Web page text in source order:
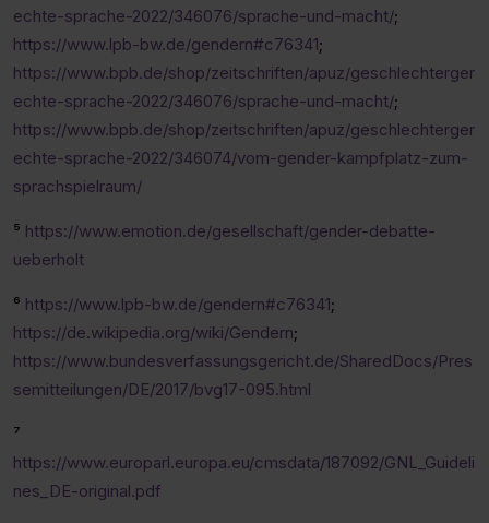
echte-sprache-2022/346076/sprache-und-macht/;
https://www.lpb-bw.de/gendern#c76341;
https://www.bpb.de/shop/zeitschriften/apuz/geschlechterger
echte-sprache-2022/346076/sprache-und-macht/;
https://www.bpb.de/shop/zeitschriften/apuz/geschlechterger
echte-sprache-2022/346074/vom-gender-kampfplatz-zum-
sprachspielraum/
⁵ https://www.emotion.de/gesellschaft/gender-debatte-
ueberholt
⁶ https://www.lpb-bw.de/gendern#c76341;
https://de.wikipedia.org/wiki/Gendern;
https://www.bundesverfassungsgericht.de/SharedDocs/Pres
semitteilungen/DE/2017/bvg17-095.html
⁷
https://www.europarl.europa.eu/cmsdata/187092/GNL_Guideli
nes_DE-original.pdf